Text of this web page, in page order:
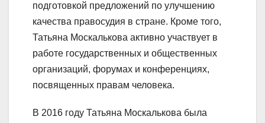
подготовкой предложений по улучшению
качества правосудия в стране. Кроме того,
Татьяна Москалькова активно участвует в
работе государственных и общественных
организаций, форумах и конференциях,
посвященных правам человека.
В 2016 году Татьяна Москалькова была